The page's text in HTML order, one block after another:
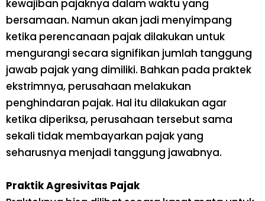
kewajiban pajaknya dalam waktu yang
bersamaan. Namun akan jadi menyimpang
ketika perencanaan pajak dilakukan untuk
mengurangi secara signifikan jumlah tanggung
jawab pajak yang dimiliki. Bahkan pada praktek
ekstrimnya, perusahaan melakukan
penghindaran pajak. Hal itu dilakukan agar
ketika diperiksa, perusahaan tersebut sama
sekali tidak membayarkan pajak yang
seharusnya menjadi tanggung jawabnya.
Praktik Agresivitas Pajak